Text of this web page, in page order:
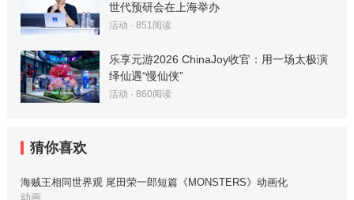
世代预研会在上海举办
活动 · 851阅读
乐享元游2026 ChinaJoy收官：用一场太极演
绎仙遇“慢仙侠”
活动 · 860阅读
猜你喜欢
海贼王相同世界观 尾田荣一郎短篇《MONSTERS》动画化
动画